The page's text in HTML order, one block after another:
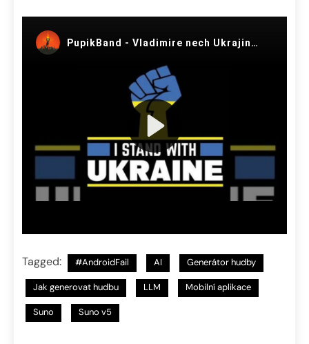
Tagged: #AndroidFail AI Generátor hudby
Jak generovat hudbu LLM Mobilní aplikace
Suno Suno v5